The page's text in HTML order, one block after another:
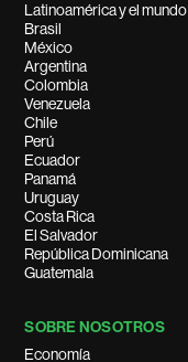
Latinoamérica y el mundo
Brasil
México
Argentina
Colombia
Venezuela
Chile
Perú
Ecuador
Panamá
Uruguay
Costa Rica
El Salvador
República Dominicana
Guatemala
SOBRE NOSOTROS
Economía